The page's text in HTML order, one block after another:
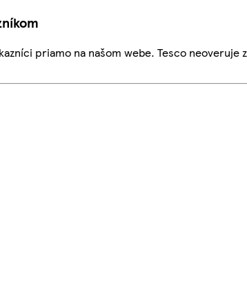
priamo na našom webe. Tesco neoveruje